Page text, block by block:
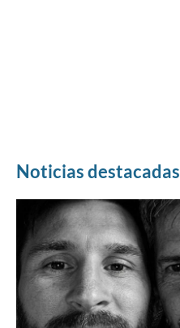
Noticias destacadas